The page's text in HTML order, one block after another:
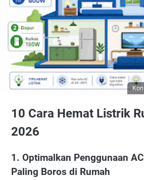
10 Cara Hemat Listrik
2026
1. Optimalkan Penggunaan
Paling Boros di Rumah